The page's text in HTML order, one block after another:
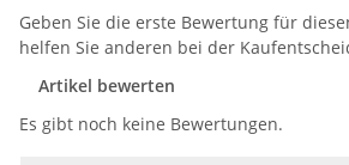
Geben Sie die erste Bewertung für
helfen Sie anderen bei der
Artikel bewerten
Es gibt noch keine Bewertungen.